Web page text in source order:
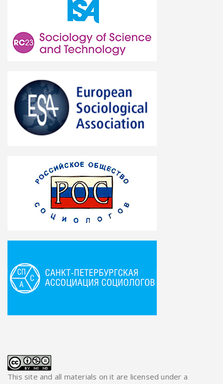
This site and all materials on it are licensed under a